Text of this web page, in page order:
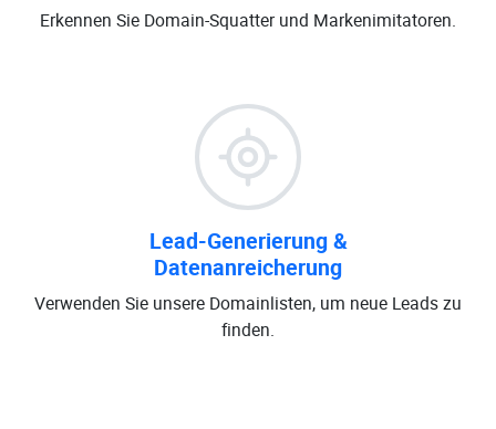
Erkennen Sie Domain-Squatter und Markenimitatoren.
Lead-Generierung &
Datenanreicherung
Verwenden Sie unsere Domainlisten, um neue Leads zu
finden.